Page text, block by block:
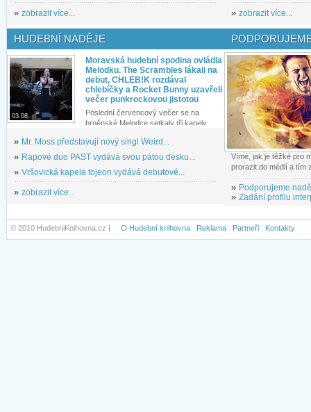
» zobrazit více... » zobrazit více...
HUDEBNÍ NADĚJE
03.08.
Moravská hudební spodina ovládla
Melodku. The Scrambles lákali na
debut, CHLEB!K rozdával
chlebíčky a Rocket Bunny uzavřeli
večer punkrockovou jistotou
Poslední červencový večer se na
brněnské Melodce setkaly tři kapely...
» Mr. Moss představují nový singl Weird...
» Rapové duo PAST vydává svou pátou desku...
» Vršovická kapela tojeon vydává debutové...
» zobrazit více...
Víme, jak je těžké pro
prorazit do médií a tím
» Podporujeme
» Zadání profilu
© 2010 HudebniKnihovna.cz | O Hudební knihovna Reklama Partneři Kontakty